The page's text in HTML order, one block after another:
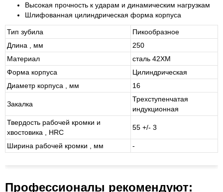
Высокая прочность к ударам и динамическим нагрузкам
Шлифованная цилиндрическая форма корпуса
Тип зубила
Пикообразное
Длина , мм
250
Материал
сталь 42ХМ
Форма корпуса
Цилиндрическая
Диаметр корпуса , мм
16
Закалка
Трехступенчатая
индукционная
Твердость рабочей кромки и
хвостовика , HRC
55 +/- 3
Ширина рабочей кромки , мм -
Профессионалы рекомендуют: